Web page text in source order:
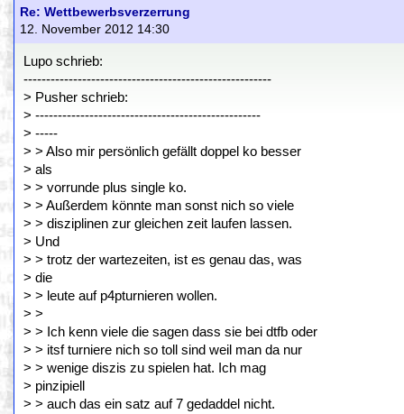
Re: Wettbewerbsverzerrung
12. November 2012 14:30
Lupo schrieb:
-------------------------------------------------------
> Pusher schrieb:
> --------------------------------------------------
> -----
> > Also mir persönlich gefällt doppel ko besser
> als
> > vorrunde plus single ko.
> > Außerdem könnte man sonst nich so viele
> > disziplinen zur gleichen zeit laufen lassen.
> Und
> > trotz der wartezeiten, ist es genau das, was
> die
> > leute auf p4pturnieren wollen.
> >
> > Ich kenn viele die sagen dass sie bei dtfb oder
> > itsf turniere nich so toll sind weil man da nur
> > wenige diszis zu spielen hat. Ich mag
> pinzipiell
> > auch das ein satz auf 7 gedaddel nicht.